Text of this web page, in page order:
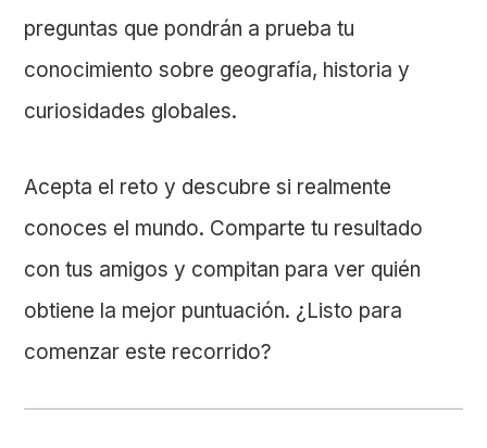
preguntas que pondrán a prueba tu
conocimiento sobre geografía, historia y
curiosidades globales.
Acepta el reto y descubre si realmente
conoces el mundo. Comparte tu resultado
con tus amigos y compitan para ver quién
obtiene la mejor puntuación. ¿Listo para
comenzar este recorrido?